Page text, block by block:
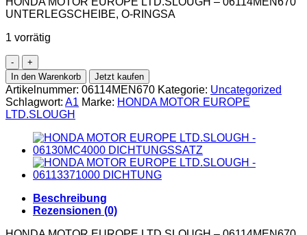
UNTERLEGSCHEIBE, O-RINGSA
1 vorrätig
In den Warenkorb Jetzt kaufen
Artikelnummer: 06114MEN670 Kategorie: Uncategorized
Schlagwort: A1 Marke: HONDA MOTOR EUROPE
LTD.SLOUGH
Beschreibung
Rezensionen (0)